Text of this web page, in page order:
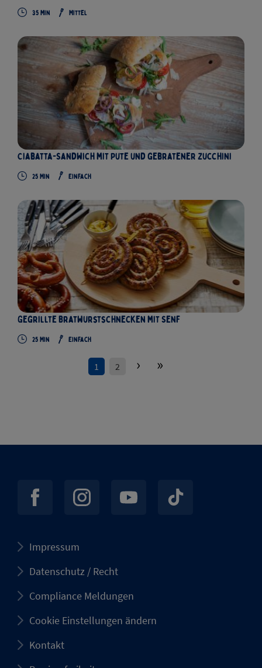
35Min Mittel
Ciabatta-Sandwich mit Pute und gebratener Zucchini
25Min Einfach
Gegrillte Bratwurstschnecken mit Senf
25Min Einfach
1 2 › »
Impressum
Datenschutz / Recht
Compliance Meldungen
Cookie Einstellungen ändern
Kontakt